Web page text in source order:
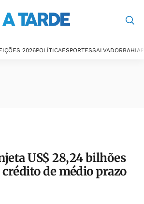
2026POLÍTICAESPORTESSALVADORBAHIA
US$ 28,24 bilhões
de médio prazo